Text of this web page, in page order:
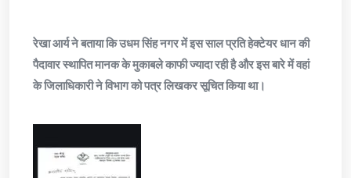
रेखा आर्य ने बताया कि उधम सिंह नगर में इस साल प्रति हेक्टेयर धान की
पैदावार स्थापित मानक के मुकाबले काफी ज्यादा रही है और इस बारे में वहां
के जिलाधिकारी ने विभाग को पत्र लिखकर सूचित किया था।